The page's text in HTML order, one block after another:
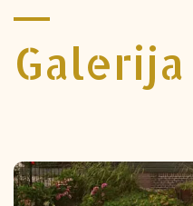
Galerija